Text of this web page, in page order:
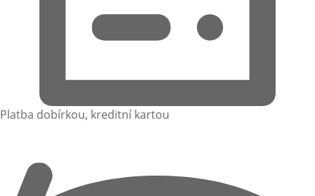
Platba dobírkou, kreditní kartou